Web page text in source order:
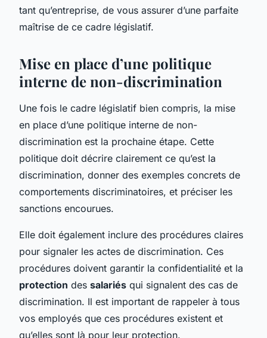
tant qu’entreprise, de vous assurer d’une parfaite
maîtrise de ce cadre législatif.
Mise en place d’une politique
interne de non-discrimination
Une fois le cadre législatif bien compris, la mise
en place d’une politique interne de non-
discrimination est la prochaine étape. Cette
politique doit décrire clairement ce qu’est la
discrimination, donner des exemples concrets de
comportements discriminatoires, et préciser les
sanctions encourues.
Elle doit également inclure des procédures claires
pour signaler les actes de discrimination. Ces
procédures doivent garantir la confidentialité et la
protection des salariés qui signalent des cas de
discrimination. Il est important de rappeler à tous
vos employés que ces procédures existent et
qu’elles sont là pour leur protection.